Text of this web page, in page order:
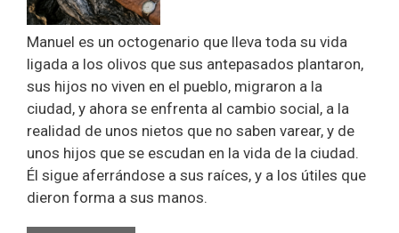
Manuel es un octogenario que lleva toda su vida
ligada a los olivos que sus antepasados plantaron,
sus hijos no viven en el pueblo, migraron a la
ciudad, y ahora se enfrenta al cambio social, a la
realidad de unos nietos que no saben varear, y de
unos hijos que se escudan en la vida de la ciudad.
Él sigue aferrándose a sus raíces, y a los útiles que
dieron forma a sus manos.